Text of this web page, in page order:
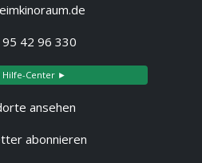
42 96 330
Hilfe-Center ►
ansehen
abonnieren